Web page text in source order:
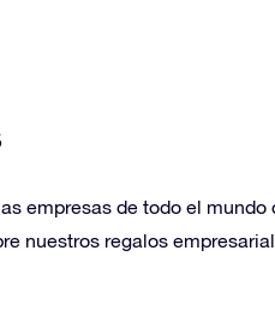
empresas de todo el mundo
nuestros regalos